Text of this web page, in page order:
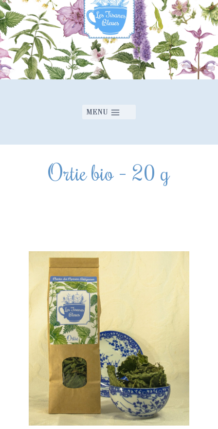
MENU
Ortie bio – 20 g
Envoyer l'avis
Thanks for your review!
We are processing it and it will appear on the
store soon.